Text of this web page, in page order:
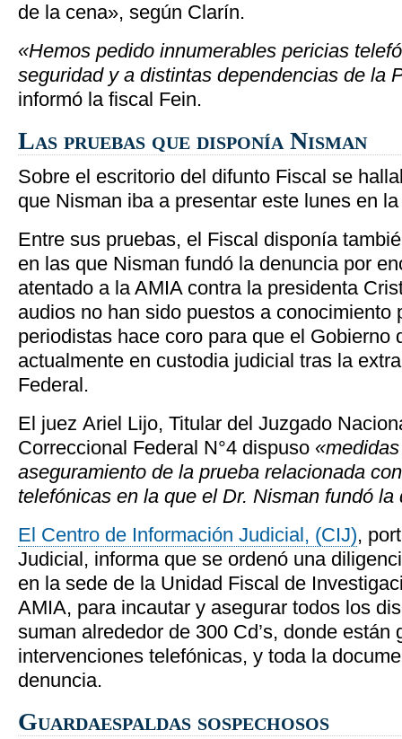
de la cena», según Clarín.
«Hemos pedido innumerables pericias
seguridad y a distintas dependencias de la
informó la fiscal Fein.
Las pruebas que disponía Nisman
Sobre el escritorio del difunto Fiscal se
que Nisman iba a presentar este lunes en
Entre sus pruebas, el Fiscal disponía
en las que Nisman fundó la denuncia por
atentado a la AMIA contra la presidenta
audios no han sido puestos a conocimiento
periodistas hace coro para que el Gobierno
actualmente en custodia judicial tras la
Federal.
El juez Ariel Lijo, Titular del Juzgado
Correccional Federal N°4 dispuso
aseguramiento de la prueba relacionada
telefónicas en la que el Dr. Nisman fundó
El Centro de Información Judicial, (CIJ),
Judicial, informa que se ordenó una
en la sede de la Unidad Fiscal de
AMIA, para incautar y asegurar todos los
suman alrededor de 300 Cd’s, donde están
intervenciones telefónicas, y toda la
denuncia.
Guardaespaldas sospechosos